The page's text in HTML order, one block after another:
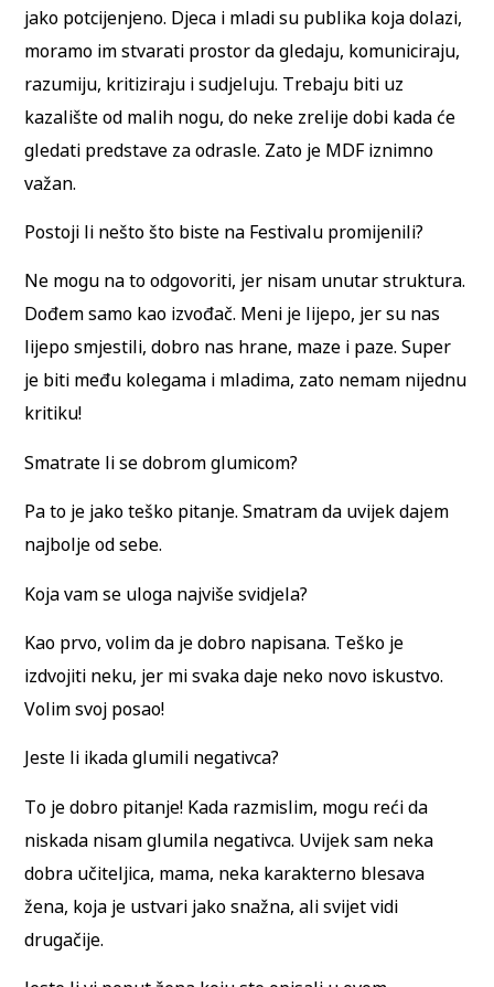
jako potcijenjeno. Djeca i mladi su publika koja dolazi,
moramo im stvarati prostor da gledaju, komuniciraju,
razumiju, kritiziraju i sudjeluju. Trebaju biti uz
kazalište od malih nogu, do neke zrelije dobi kada će
gledati predstave za odrasle. Zato je MDF iznimno
važan.
Postoji li nešto što biste na Festivalu promijenili?
Ne mogu na to odgovoriti, jer nisam unutar struktura.
Dođem samo kao izvođač. Meni je lijepo, jer su nas
lijepo smjestili, dobro nas hrane, maze i paze. Super
je biti među kolegama i mladima, zato nemam nijednu
kritiku!
Smatrate li se dobrom glumicom?
Pa to je jako teško pitanje. Smatram da uvijek dajem
najbolje od sebe.
Koja vam se uloga najviše svidjela?
Kao prvo, volim da je dobro napisana. Teško je
izdvojiti neku, jer mi svaka daje neko novo iskustvo.
Volim svoj posao!
Jeste li ikada glumili negativca?
To je dobro pitanje! Kada razmislim, mogu reći da
niskada nisam glumila negativca. Uvijek sam neka
dobra učiteljica, mama, neka karakterno blesava
žena, koja je ustvari jako snažna, ali svijet vidi
drugačije.